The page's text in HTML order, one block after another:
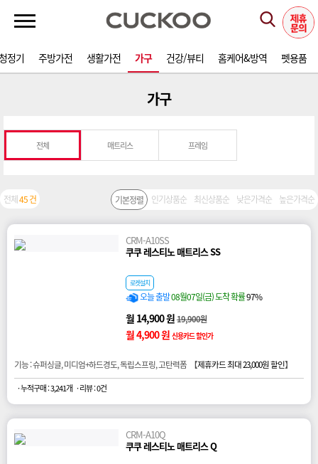
정기 주방가전 생활가전 가구 건강/뷰티 홈케어&방역 펫용품
가구
전체 매트리스 프레임
전체45 건 기본정렬 인기상품순 최신상품순 낮은가격순 높은가격순
CRM-A10SS
쿠쿠 레스티노 매트리스 SS
로켓설치
오늘 출발08월07일(금) 도착 확률97%
월 14,900 원19,900원
월 4,900 원 신용카드 할인가
기능 : 슈퍼싱글, 미디엄+하드경도, 독립스프링, 고탄력폼 【제휴카드 최대 23,000원 할인】
· 누적구매 : 3,241개 · 리뷰 : 0건
CRM-A10Q
쿠쿠 레스티노 매트리스 Q